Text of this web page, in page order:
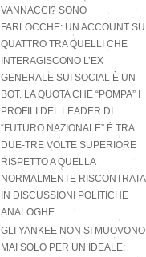
VANNACCI? SONO
FARLOCCHE: UN ACCOUNT SU
QUATTRO TRA QUELLI CHE
INTERAGISCONO L’EX
GENERALE SUI SOCIAL È UN
BOT. LA QUOTA CHE “POMPA” I
PROFILI DEL LEADER DI
“FUTURO NAZIONALE” È TRA
DUE-TRE VOLTE SUPERIORE
RISPETTO A QUELLA
NORMALMENTE RISCONTRATA
IN DISCUSSIONI POLITICHE
ANALOGHE
GLI YANKEE NON SI MUOVONO
MAI SOLO PER UN IDEALE: